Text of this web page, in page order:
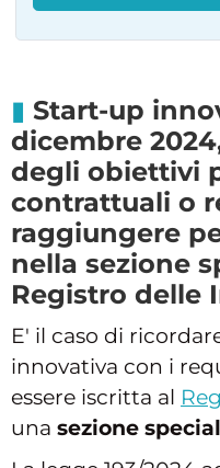
Start-up
dicembre
degli obiettivi
contrattuali o
raggiungere
nella sezione
Registro delle
E' il caso di
innovativa con i
essere iscritta al
una sezione